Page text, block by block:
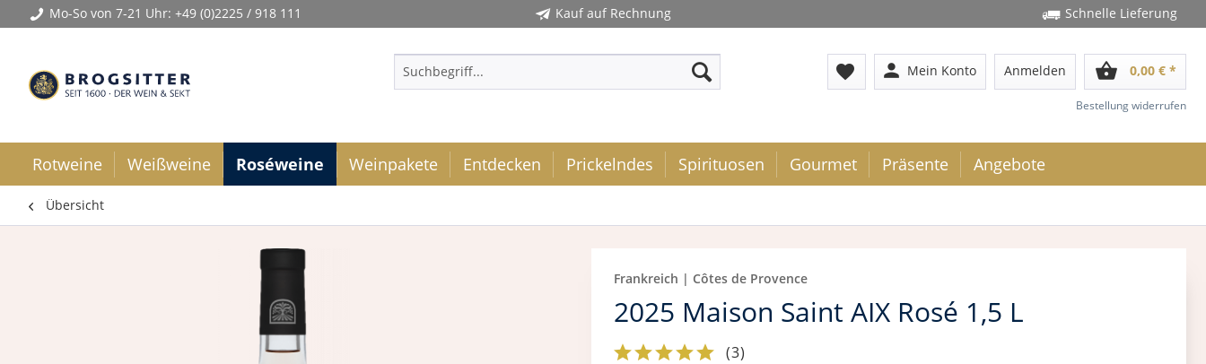
Mo-So von 7-21 Uhr: +49 (0)2225 / 918 111 Kauf auf Rechnung Schnelle Lieferung
favorite person Mein Konto Anmelden shopping_basket 0,00 € *
Bestellung widerrufen
Rotweine Weißweine Roséweine Weinpakete Entdecken Prickelndes Spirituosen Gourmet Präsente Angebote
Übersicht
Frankreich | Côtes de Provence
2025 Maison Saint AIX Rosé 1,5 L
(3)